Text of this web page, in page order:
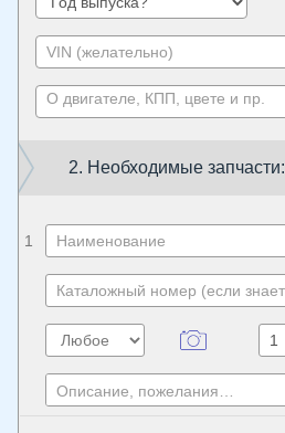
2. Необходимые запчасти:
1